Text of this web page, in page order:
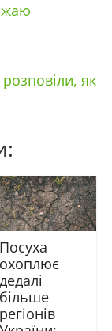
розповіли, як
Посуха
охоплює
дедалі
більше
регіонів